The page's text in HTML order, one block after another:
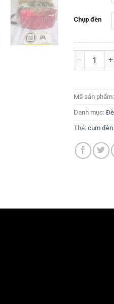
Chụp đèn
Cụm đèn
Mã sản phẩm:
Danh mục:
Thẻ:cụm đèn